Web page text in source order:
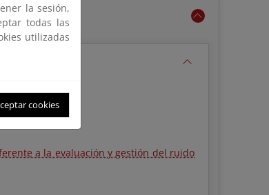
a la evaluación y gestión del ruido
la sesión,
todas las
utilizadas
cookies